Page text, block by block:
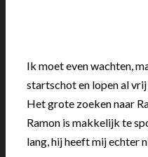
Ik moet even wachten,
startschot en lopen al
Het grote zoeken naar
Ramon is makkelijk te
lang, hij heeft mij echter